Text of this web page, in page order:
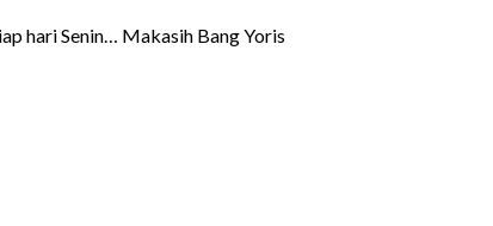
hari Senin… Makasih Bang Yoris